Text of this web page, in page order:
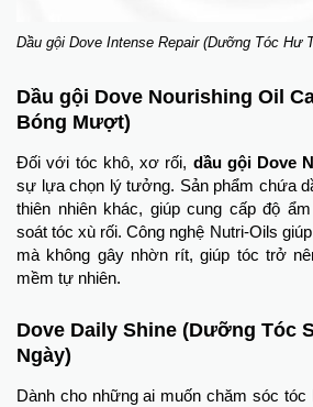
Dầu gội Dove Intense Repair (Dưỡng Tóc Hư
Dầu gội Dove Nourishing Oil
Bóng Mượt)
Đối với tóc khô, xơ rối, dầu gội Dove
sự lựa chọn lý tưởng. Sản phẩm chứa
thiên nhiên khác, giúp cung cấp độ
soát tóc xù rối. Công nghệ Nutri-Oils
mà không gây nhờn rít, giúp tóc trở
mềm tự nhiên.
Dove Daily Shine (Dưỡng Tóc
Ngày)
Dành cho những ai muốn chăm sóc tóc